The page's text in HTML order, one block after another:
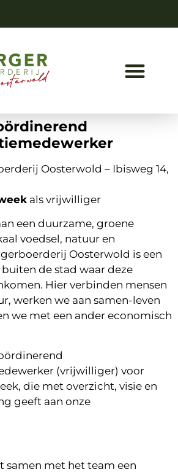
Oosterwold – Ibisweg 14,
als vrijwilliger
een duurzame, groene
voedsel, natuur en
Oosterwold is een
de stad waar deze
Hier verbinden mensen
werken we aan samen-leven
we met een ander economisch
(vrijwilliger) voor
die met overzicht, visie en
geeft aan onze
samen met het team een